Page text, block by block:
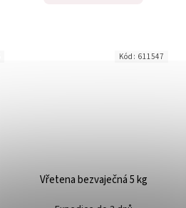
Vřetena bezvaječná 5 kg
Kód: 611547